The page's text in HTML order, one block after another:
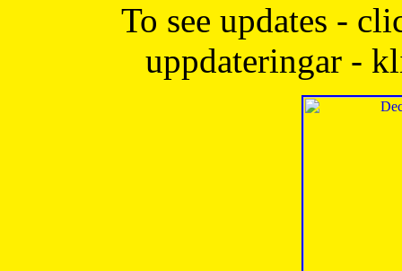
To see updates -
uppdateringar -